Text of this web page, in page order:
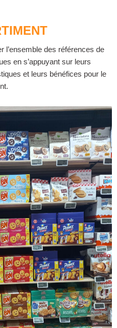
l’ensemble des références de
en s’appuyant sur leurs
et leurs bénéfices pour le